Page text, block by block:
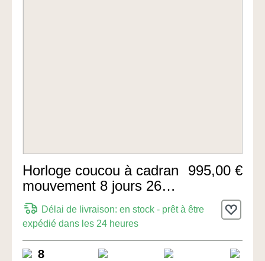
Horloge coucou à cadran
mouvement 8 jours 26cm
de Rombach & Haas
995,00 €
Délai de livraison: en stock - prêt à être
expédié dans les 24 heures
8